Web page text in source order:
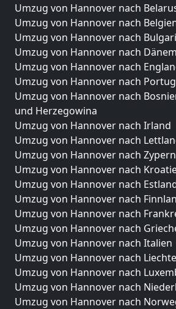
Umzug von Hannover nach
Umzug von Hannover nach
Umzug von Hannover nach
Umzug von Hannover nach
Umzug von Hannover nach
Umzug von Hannover nach
Umzug von Hannover nach
und Herzegowina
Umzug von Hannover nach Irland
Umzug von Hannover nach
Umzug von Hannover nach Zypern
Umzug von Hannover nach
Umzug von Hannover nach
Umzug von Hannover nach
Umzug von Hannover nach
Umzug von Hannover nach
Umzug von Hannover nach Italien
Umzug von Hannover nach
Umzug von Hannover nach
Umzug von Hannover nach
Umzug von Hannover nach